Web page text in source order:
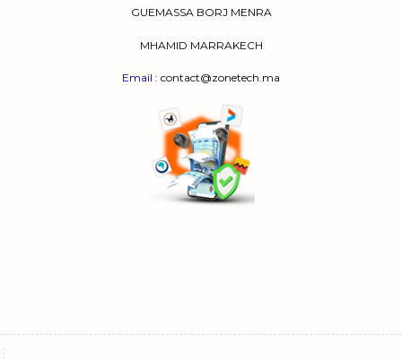
notre service de livraison rapide et fiable.
GUEMASSA BORJ MENRA
MHAMID MARRAKECH
Email : contact@zonetech.ma